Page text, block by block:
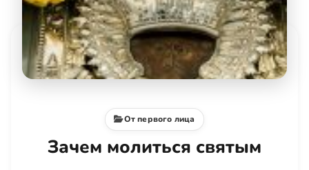
От первого лица
Зачем молиться святым